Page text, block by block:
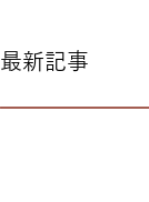
最新記事